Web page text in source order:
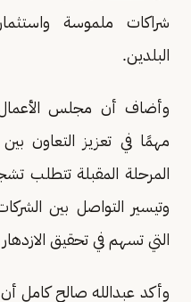
شراكات ملموسة
البلدين.
وأضاف أن مجلس
مهمًا في تعزيز التعاون
المرحلة المقبلة تتطلب
وتيسير التواصل بين
التي تسهم في تحقيق
وأكد عبدالله صالح كامل